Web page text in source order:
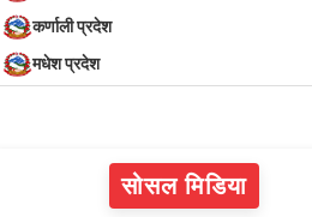
कर्णाली प्रदेश
मधेश प्रदेश
सोसल मिडिया